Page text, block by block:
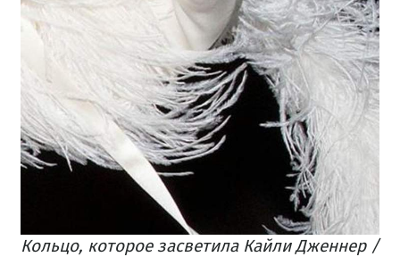
Кольцо, которое засветила Кайли Дженнер /